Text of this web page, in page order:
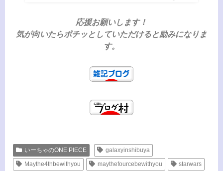
応援お願いします！
気が向いたらポチッとしていただけると励みになりま
す。
いーちゃのONE PIECE
galaxyinshibuya
Maythe4thbewithyou
maythefourcebewithyou
starwars